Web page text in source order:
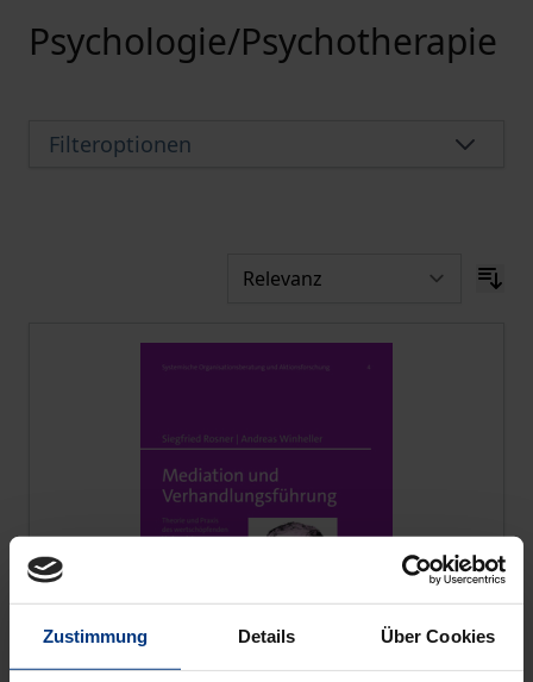
Zustimmung Details Über Cookies
Psychologie/Psychotherapie
Filteroptionen